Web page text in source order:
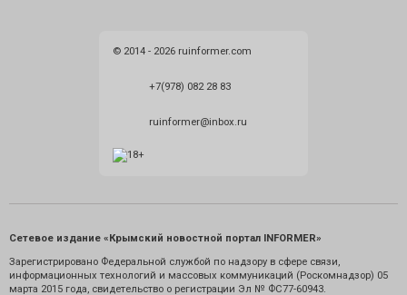
© 2014 - 2026 ruinformer.com
+7(978) 082 28 83
ruinformer@inbox.ru
Сетевое издание «Крымский новостной портал INFORMER»
Зарегистрировано Федеральной службой по надзору в сфере связи,
информационных технологий и массовых коммуникаций (Роскомнадзор) 05
марта 2015 года, свидетельство о регистрации Эл № ФС77-60943.